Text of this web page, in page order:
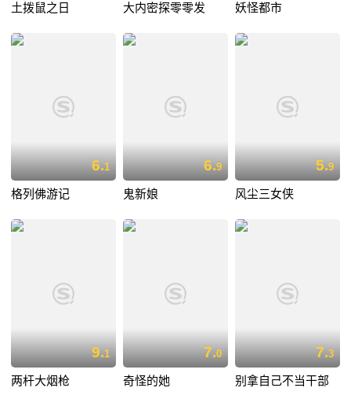
土拨鼠之日 大内密探零零发 妖怪都市
6.1
格列佛游记
6.9
鬼新娘
5.9
风尘三女侠
9.1
两杆大烟枪
7.0
奇怪的她
7.3
别拿自己不当干部